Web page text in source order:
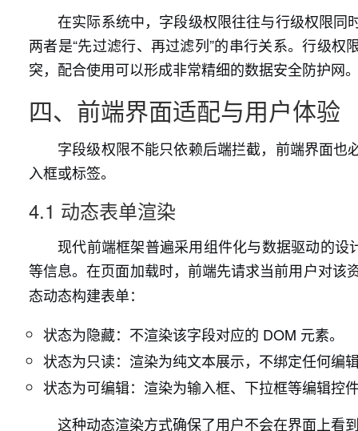
在实际系统中，字段级权限往往与行级权限
两者是“先过滤行、再过滤列”的串行关系。行级
突，配合使用可以形成非常精细的数据安全防护网
四、前端界面适配与用户体验
字段级权限不能只依赖后端拦截，前端界面
入框或标签。
4.1 动态表单渲染
现代前端框架普遍采用组件化与数据驱动的设
等信息。在页面加载时，前端先请求当前用户对
态动态构建表单：
状态为隐藏：不渲染该字段对应的 DOM 元素。
状态为只读：渲染为纯文本展示，不绑定任何编
状态为可编辑：渲染为输入框、下拉框等编辑控
这种动态渲染方式确保了用户不会在界面上看